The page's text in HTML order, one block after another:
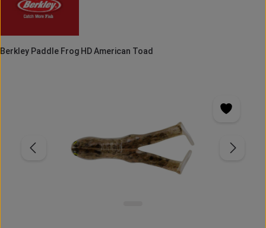
Berkley Paddle Frog HD American Toad